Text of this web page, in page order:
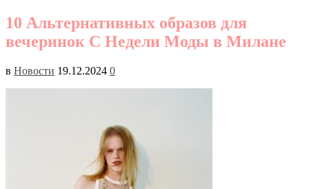
10 Альтернативных образов для
вечеринок С Недели Моды в Милане
в Новости 19.12.2024 0